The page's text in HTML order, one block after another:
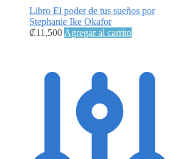
Libro El poder de tus sueños por
Stephanie Ike Okafor
₡11,500 Agregar al carrito